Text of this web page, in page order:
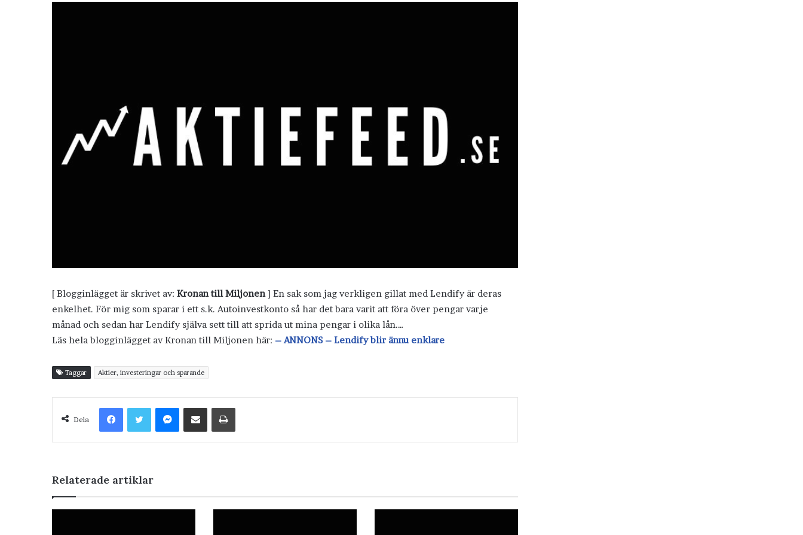
[ Blogginlägget är skrivet av: Kronan till Miljonen] En sak som jag verkligen gillat med Lendify är deras
enkelhet. För mig som sparar i ett s.k. Autoinvestkonto så har det bara varit att föra över pengar varje
månad och sedan har Lendify själva sett till att sprida ut mina pengar i olika lån.…
Läs hela blogginlägget av Kronan till Miljonen här: – ANNONS – Lendify blir ännu enklare
Taggar Aktier, investeringar och sparande
Dela
FacebookTwitterMessenger
Dela via e-post Skriv ut
Relaterade artiklar